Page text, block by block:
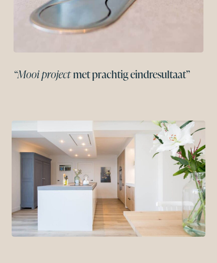
“Mooi projectmet prachtig eindresultaat”